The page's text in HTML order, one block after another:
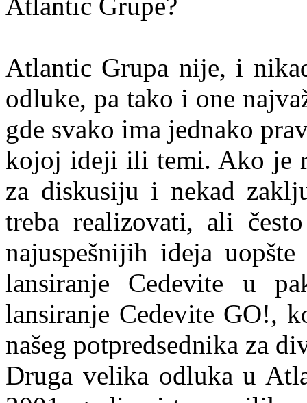
Atlantic Grupa nije, i
odluke, pa tako i one
gde svako ima jednako
kojoj ideji ili temi. Ako je
za diskusiju i nekad
treba realizovati, ali
najuspešnijih ideja
lansiranje Cedevite u
lansiranje Cedevite GO!,
našeg potpredsednika za
Druga velika odluka u